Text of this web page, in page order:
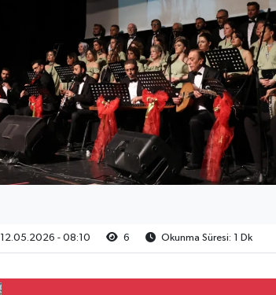
12.05.2026 - 08:10 6 Okunma Süresi: 1 Dk